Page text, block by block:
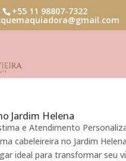
+55 11 98807-7322
Jardim Helena
e Atendimento
cabeleireira no Jardim
ideal para transformar seu